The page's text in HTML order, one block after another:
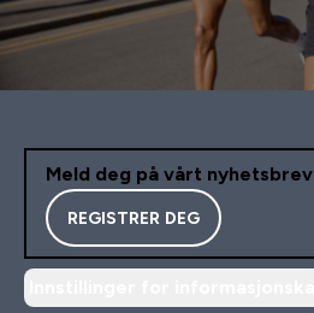
Meld deg på vårt nyhetsbrev
REGISTRER DEG